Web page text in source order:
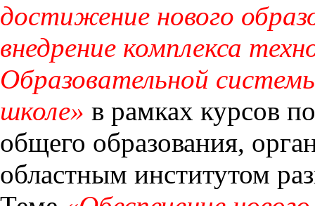
достижение нового
внедрение комплекса
Образовательной
школе» в рамках курсов
общего образования,
областным институтом